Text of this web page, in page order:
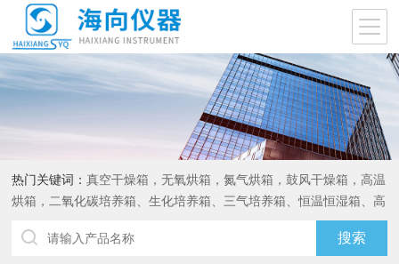
热门关键词：真空干燥箱，无氧烘箱，氮气烘箱，鼓风干燥箱，高温
烘箱，二氧化碳培养箱、生化培养箱、三气培养箱、恒温恒湿箱、高